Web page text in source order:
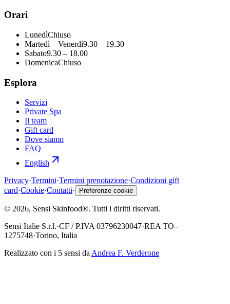
Orari
LunedìChiuso
Martedì – Venerdì9.30 – 19.30
Sabato9.30 – 18.00
DomenicaChiuso
Esplora
Servizi
Private Spa
Il team
Gift card
Dove siamo
FAQ
English
Privacy·Termini·Termini prenotazione·Condizioni gift
card·Cookie·Contatti· Preferenze cookie
© 2026, Sensi Skinfood®. Tutti i diritti riservati.
Sensi Italie S.r.l.·CF / P.IVA 03796230047·REA TO–
1275748·Torino, Italia
Realizzato con i 5 sensi daAndrea F. Verderone